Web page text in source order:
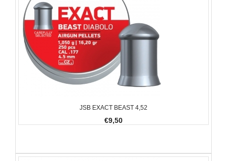
JSB EXACT BEAST 4,52
€9,50